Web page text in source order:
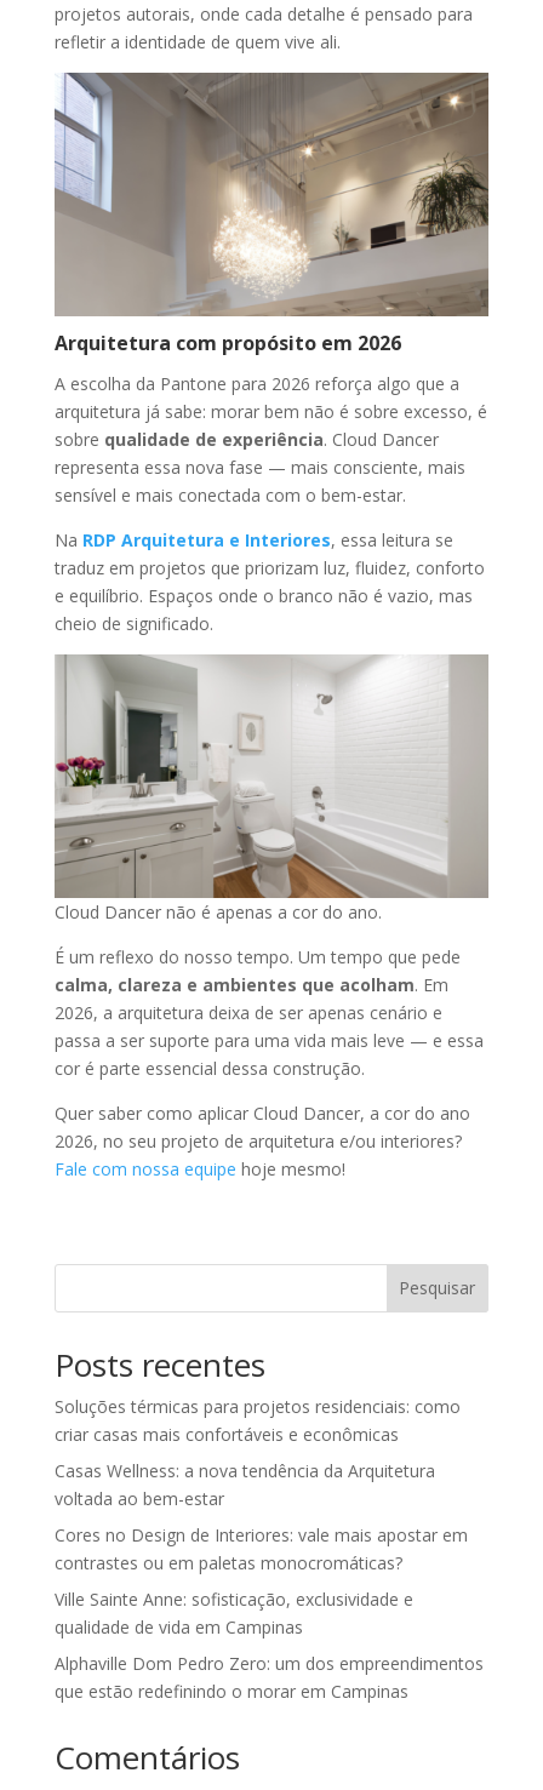
projetos autorais, onde cada detalhe é pensado para
refletir a identidade de quem vive ali.
Arquitetura com propósito em 2026
A escolha da Pantone para 2026 reforça algo que a
arquitetura já sabe: morar bem não é sobre excesso, é
sobre qualidade de experiência. Cloud Dancer
representa essa nova fase — mais consciente, mais
sensível e mais conectada com o bem-estar.
Na RDP Arquitetura e Interiores, essa leitura se
traduz em projetos que priorizam luz, fluidez, conforto
e equilíbrio. Espaços onde o branco não é vazio, mas
cheio de significado.
Cloud Dancer não é apenas a cor do ano.
É um reflexo do nosso tempo. Um tempo que pede
calma, clareza e ambientes que acolham. Em
2026, a arquitetura deixa de ser apenas cenário e
passa a ser suporte para uma vida mais leve — e essa
cor é parte essencial dessa construção.
Quer saber como aplicar Cloud Dancer, a cor do ano
2026, no seu projeto de arquitetura e/ou interiores?
Fale com nossa equipe hoje mesmo!
Pesquisar
Posts recentes
Soluções térmicas para projetos residenciais: como
criar casas mais confortáveis e econômicas
Casas Wellness: a nova tendência da Arquitetura
voltada ao bem-estar
Cores no Design de Interiores: vale mais apostar em
contrastes ou em paletas monocromáticas?
Ville Sainte Anne: sofisticação, exclusividade e
qualidade de vida em Campinas
Alphaville Dom Pedro Zero: um dos empreendimentos
que estão redefinindo o morar em Campinas
Comentários